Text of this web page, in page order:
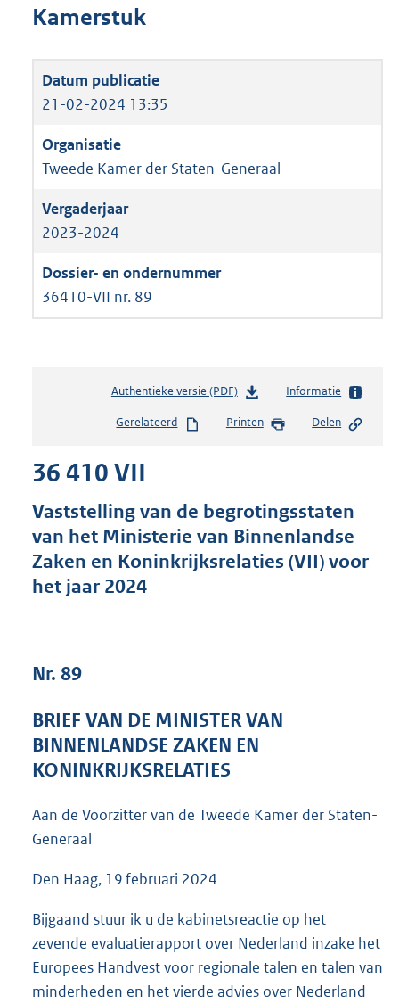
Kamerstuk
21-02-2024 13:35
Tweede Kamer der Staten-Generaal
2023-2024
36410-VII nr. 89
Authentieke versie (PDF)b
s
s
g
K
b
Informatie
Gerelateerd Printen Delen
36 410 VII
Vaststelling van de begrotingsstaten
van het Ministerie van Binnenlandse
Zaken en Koninkrijksrelaties (VII) voor
het jaar 2024
Nr. 89
BRIEF VAN DE MINISTER VAN
BINNENLANDSE ZAKEN EN
KONINKRIJKSRELATIES
Aan de Voorzitter van de Tweede Kamer der Staten-
Generaal
Den Haag, 19 februari 2024
Bijgaand stuur ik u de kabinetsreactie op het
zevende evaluatierapport over Nederland inzake het
Europees Handvest voor regionale talen en talen van
minderheden en het vierde advies over Nederland